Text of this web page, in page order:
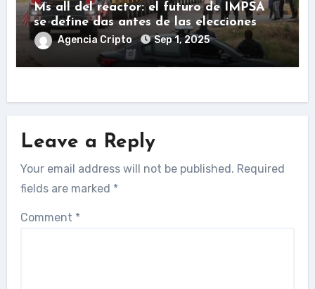
Ms all del reactor: el futuro de IMPSA
se define das antes de las elecciones
Agencia Cripto Sep 1, 2025
Leave a Reply
Your email address will not be published. Required
fields are marked *
Comment *